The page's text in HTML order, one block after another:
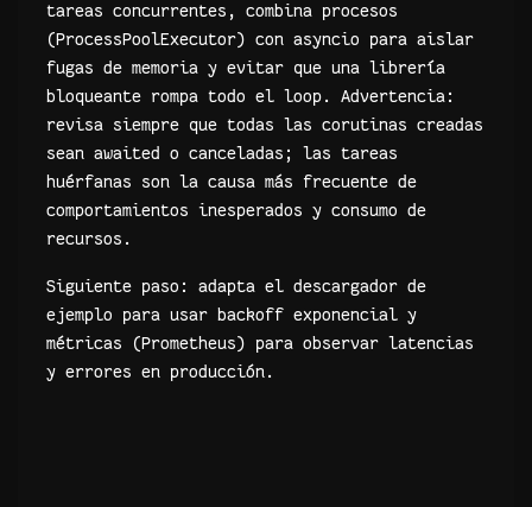
tareas concurrentes, combina procesos
(ProcessPoolExecutor) con asyncio para aislar
fugas de memoria y evitar que una librería
bloqueante rompa todo el loop. Advertencia:
revisa siempre que todas las corutinas creadas
sean awaited o canceladas; las tareas
huérfanas son la causa más frecuente de
comportamientos inesperados y consumo de
recursos.
Siguiente paso: adapta el descargador de
ejemplo para usar backoff exponencial y
métricas (Prometheus) para observar latencias
y errores en producción.